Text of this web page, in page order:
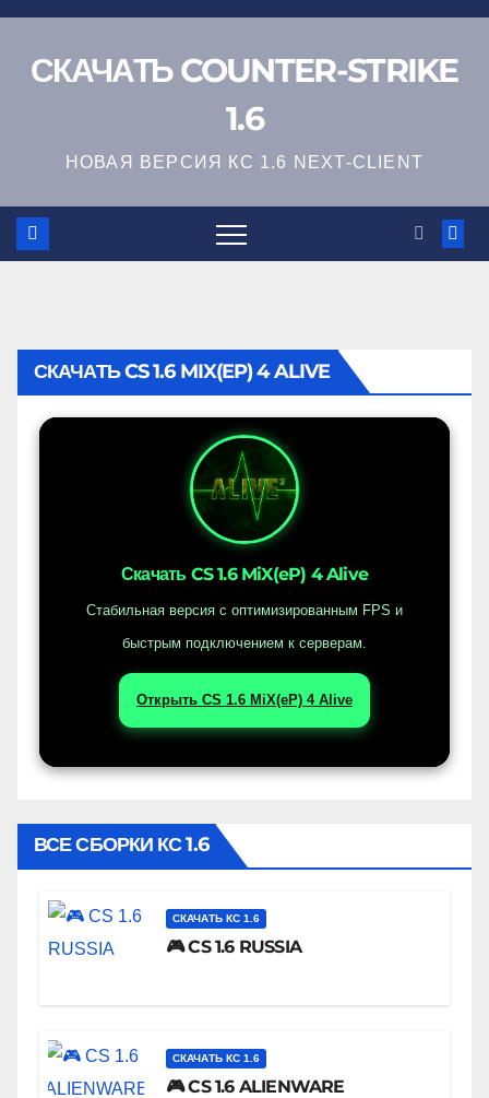
СКАЧАТЬ COUNTER-STRIKE
1.6
НОВАЯ ВЕРСИЯ КС 1.6 NEXT-CLIENT
СКАЧАТЬ CS 1.6 MIX(EP) 4 ALIVE
Скачать CS 1.6 MiX(eP) 4 Alive
Стабильная версия с оптимизированным FPS и
быстрым подключением к серверам.
Открыть CS 1.6 MiX(eP) 4 Alive
ВСЕ СБОРКИ КС 1.6
СКАЧАТЬ КС 1.6
🎮 CS 1.6 RUSSIA
СКАЧАТЬ КС 1.6
🎮 CS 1.6 ALIENWARE